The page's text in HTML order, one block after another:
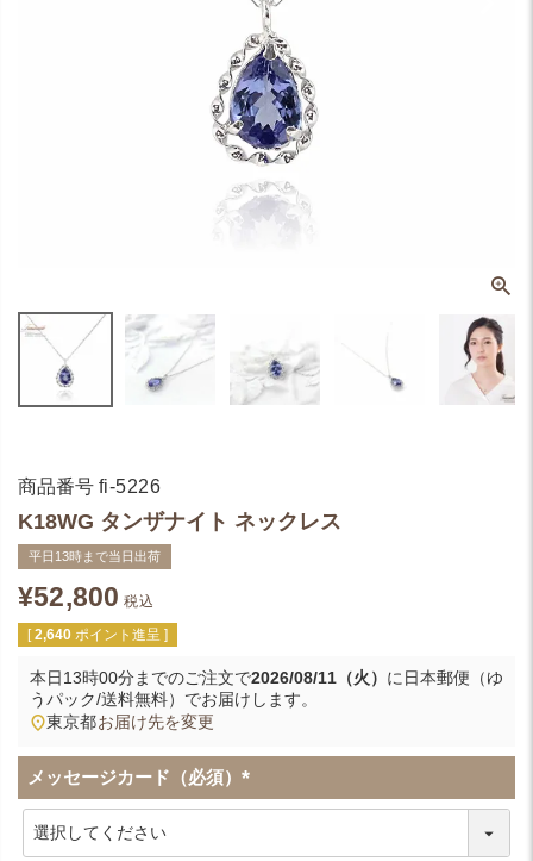
商品番号 fi-5226
K18WG タンザナイト ネックレス
平日13時まで当日出荷
¥52,800 税込
[ 2,640 ポイント進呈 ]
本日13時00分までのご注文で2026/08/11（火） に 日本郵便（ゆ
うパック/送料無料） でお届けします。
東京都お届け先を変更
メッセージカード（必須）
(